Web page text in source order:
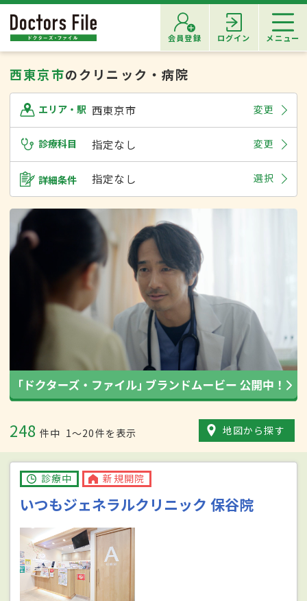
会員登録 ログイン メニュー
西東京市のクリニック・病院
エリア・駅 西東京市 変更
診療科目 指定なし 変更
詳細条件 指定なし 選択
248 件中 1〜20件を表示 地図から探す
診療中 新規開院
いつもジェネラルクリニック 保谷院